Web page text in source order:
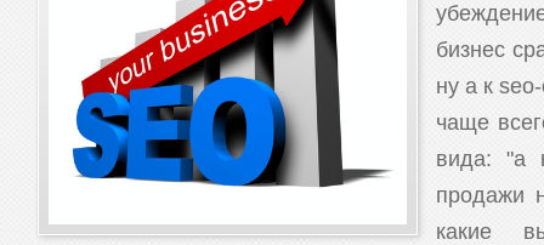
бизнес
ну а к
чаще
вида: "а
продажи
какие